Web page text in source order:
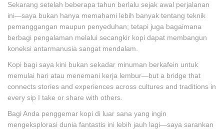
Sekarang setelah beberapa tahun berlalu sejak awal perjalanan
ini—saya bukan hanya memahami lebih banyak tentang teknik
pemanggangan maupun penyeduhan; tetapi juga bagaimana
berbagi pengalaman melalui secangkir kopi dapat membangun
koneksi antarmanusia sangat mendalam.
Kopi bagi saya kini bukan sekadar minuman berkafein untuk
memulai hari atau menemani kerja lembur—but a bridge that
connects stories and experiences across cultures and traditions in
every sip I take or share with others.
Bagi Anda penggemar kopi di luar sana yang ingin
mengeksplorasi dunia fantastis ini lebih jauh lagi—saya sarankan